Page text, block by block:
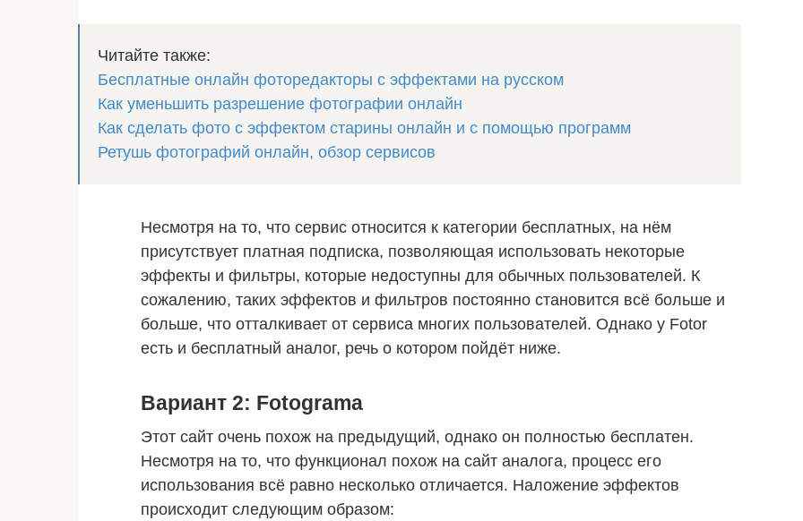
Читайте также:
Бесплатные онлайн фоторедакторы с эффектами на русском
Как уменьшить разрешение фотографии онлайн
Как сделать фото с эффектом старины онлайн и с помощью программ
Ретушь фотографий онлайн, обзор сервисов
Несмотря на то, что сервис относится к категории бесплатных, на нём
присутствует платная подписка, позволяющая использовать некоторые
эффекты и фильтры, которые недоступны для обычных пользователей. К
сожалению, таких эффектов и фильтров постоянно становится всё больше и
больше, что отталкивает от сервиса многих пользователей. Однако у Fotor
есть и бесплатный аналог, речь о котором пойдёт ниже.
Вариант 2: Fotograma
Этот сайт очень похож на предыдущий, однако он полностью бесплатен.
Несмотря на то, что функционал похож на сайт аналога, процесс его
использования всё равно несколько отличается. Наложение эффектов
происходит следующим образом: